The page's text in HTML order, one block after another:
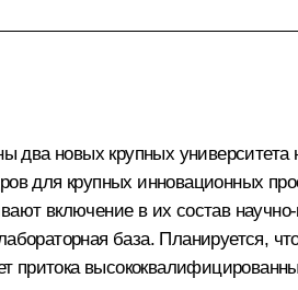
два новых крупных
для крупных инновационных
включение в их состав
база. Планируется,
притока